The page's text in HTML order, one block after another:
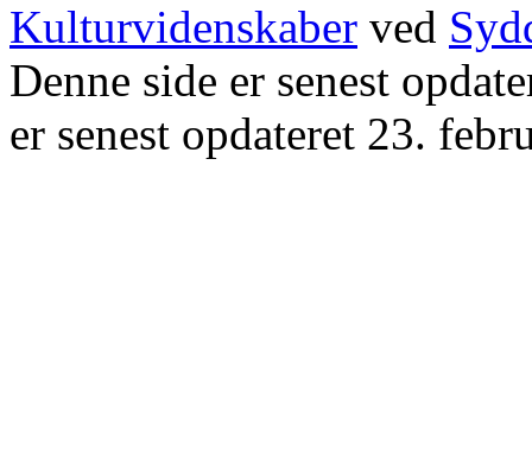
Kulturvidenskaber ved
Denne side er senest
er senest opdateret 23.